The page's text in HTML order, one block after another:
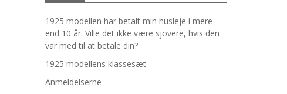
1925 modellen har betalt min husleje i mere
end 10 år. Ville det ikke være sjovere, hvis den
var med til at betale din?
1925 modellens klassesæt
Anmeldelserne